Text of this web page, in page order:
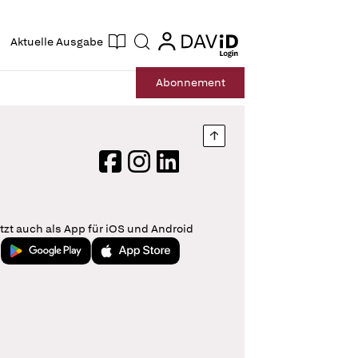
Aktuelle Ausgabe Suche login
login
Abonnement
Nach oben springen
FacebookInstagram
LinkedIn
auch als App für iOS und Android
Jetzt bei Google PlayLaden im App Store